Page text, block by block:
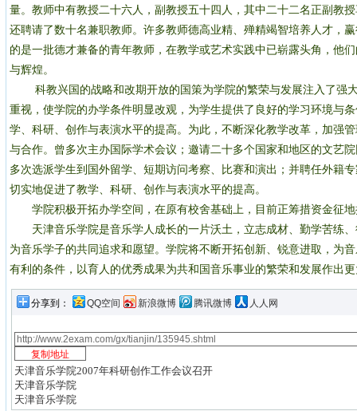
量。教师中有教授二十六人，副教授五十四人，其中二十二名正副教
还聘请了数十名兼职教师。许多教师德高业精、殚精竭智培养人才，
的是一批德才兼备的青年教师，在教学或艺术实践中已崭露头角，他
与辉煌。
科教兴国的战略和改期开放的国策为学院的繁荣与发展注入了强
重视，使学院的办学条件明显改观，为学生提供了良好的学习环境与
学、科研、创作与表演水平的提高。为此，不断深化教学改革，加强
与合作。曾多次主办国际学术会议；邀请二十多个国家和地区的文艺
多次选派学生到国外留学、短期访问考察、比赛和演出；并聘任外籍
切实地促进了教学、科研、创作与表演水平的提高。
学院积极开拓办学空间，在原有校舍基础上，目前正筹措资金征地
天津音乐学院是音乐学人成长的一片沃土，立志成材、勤学苦练、
为音乐学子的共同追求和愿望。学院将不断开拓创新、锐意进取，为
有利的条件，以育人的优秀成果为共和国音乐事业的繁荣和发展作出
分享到： QQ空间 新浪微博 腾讯微博 人人网
天津音乐学院2007年科研创作工作会议召开
天津音乐学院
天津音乐学院